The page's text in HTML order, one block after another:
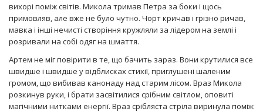
вихорі поміж світів. Микола тримав Петра за боки і щось
примовляв, але вже не було чутно. Чорт кричав і грізно ричав,
мавка і інші нечисті створіння кружляли за лідером на землі і
розривали на собі одяг на шмаття.
Артем не міг повірити в те, що бачить зараз. Вони крутилися все
швидше і швидше у відблисках стихії, приглушені шаленим
громом, що вибивав канонаду над старим лісом. Враз Микола
розкинув руки, і брати засвітилися срібним світлом, оповиті
магічними нитками енергії. Враз срібляста стріла виринула поміж